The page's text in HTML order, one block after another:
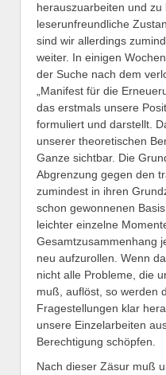
herauszuarbeiten und
leserunfreundliche
sind wir allerdings
weiter. In einigen
der Suche nach dem
„Manifest für die
das erstmals unsere
formuliert und darstellt.
unserer theoretischen
Ganze sichtbar. Die
Abgrenzung gegen den
zumindest in ihren
schon gewonnenen
leichter einzelne
Gesamtzusammenhang
neu aufzurollen. Wenn
nicht alle Probleme, die
muß, auflöst, so werden
Fragestellungen klar
unsere Einzelarbeiten
Berechtigung schöpfen.
Nach dieser Zäsur muß